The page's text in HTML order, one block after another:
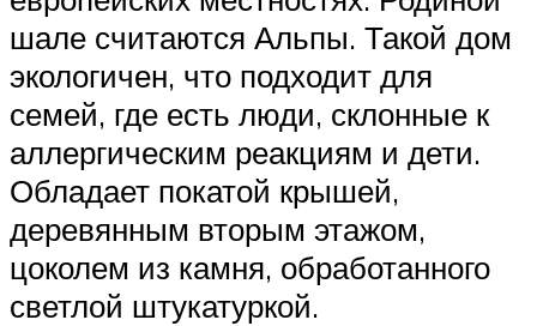
шале считаются Альпы. Такой дом
экологичен, что подходит для
семей, где есть люди, склонные к
аллергическим реакциям и дети.
Обладает покатой крышей,
деревянным вторым этажом,
цоколем из камня, обработанного
светлой штукатуркой.